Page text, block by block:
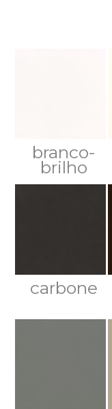
branco-
brilho
carbone